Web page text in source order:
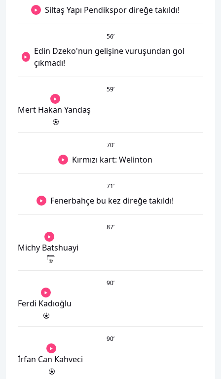
Siltaş Yapı Pendikspor direğe takıldı!
56’
Edin Dzeko'nun gelişine vuruşundan gol
çıkmadı!
59’
Mert Hakan Yandaş
70’
Kırmızı kart: Welinton
71’
Fenerbahçe bu kez direğe takıldı!
87’
Michy Batshuayi
90’
Ferdi Kadıoğlu
90’
İrfan Can Kahveci